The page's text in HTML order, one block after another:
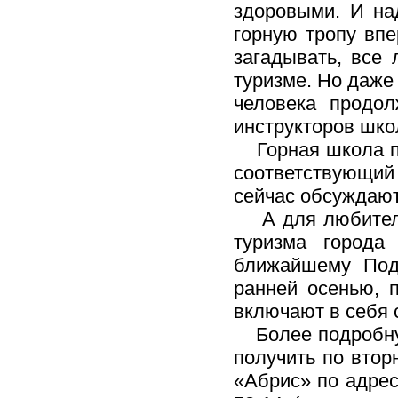
здоровыми. И
горную тропу
загадывать, все
туризме. Но даже
человека
инструкторов
Горная школа
сейчас
А для
туризма
ближайшему
ранней осенью,
включают в себя
Более
получить по
«Абрис» по